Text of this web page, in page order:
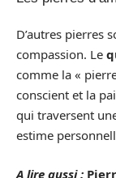
D’autres pierres
compassion. Le
comme la «
conscient et la
qui traversent
estime
A lire aussi :